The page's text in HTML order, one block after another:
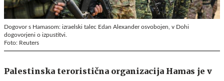
Dogovor s Hamasom: izraelski talec Edan Alexander osvobojen, v Dohi
dogovorjeni o izpustitvi.
Foto: Reuters
Palestinska teroristična organizacija Hamas je v